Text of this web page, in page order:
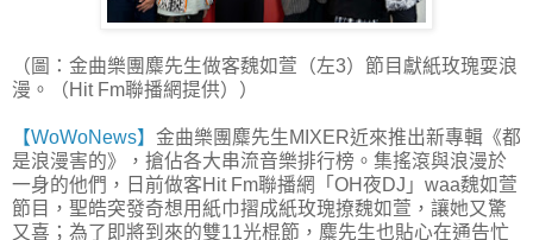
（圖：金曲樂團麋先生做客魏如萱（左3）節目獻紙玫瑰耍浪
漫。（Hit Fm聯播網提供））
【WoWoNews】 金曲樂團麋先生MIXER近來推出新專輯《都
是浪漫害的》，搶佔各大串流音樂排行榜。集搖滾與浪漫於
一身的他們，日前做客Hit Fm聯播網「OH夜DJ」waa魏如萱
節目，聖皓突發奇想用紙巾摺成紙玫瑰撩魏如萱，讓她又驚
又喜；為了即將到來的雙11光棍節，麋先生也貼心在通告忙